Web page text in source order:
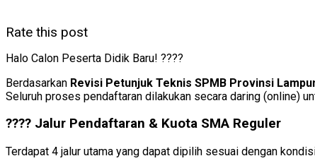
Rate this post
Halo Calon Peserta Didik Baru! ????
Berdasarkan Revisi Petunjuk Teknis SPMB Provinsi
Seluruh proses pendaftaran dilakukan secara daring (online)
???? Jalur Pendaftaran & Kuota SMA Reguler
Terdapat 4 jalur utama yang dapat dipilih sesuai dengan